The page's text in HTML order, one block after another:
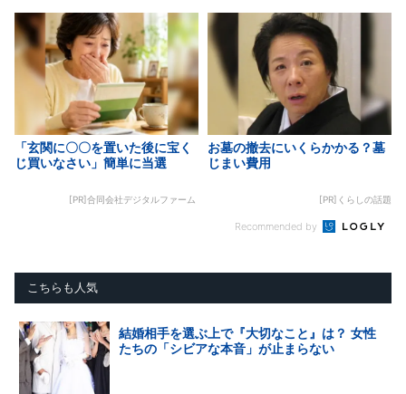
「玄関に〇〇を置いた後に宝く
じ買いなさい」簡単に当選
[PR]合同会社デジタルファーム
お墓の撤去にいくらかかる？墓
じまい費用
[PR]くらしの話題
Recommended by
こちらも人気
結婚相手を選ぶ上で『大切なこと』は？ 女性
たちの「シビアな本音」が止まらない